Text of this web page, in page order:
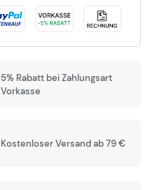
5% Rabatt bei Zahlungsart
Vorkasse
Kostenloser Versand ab 79 €